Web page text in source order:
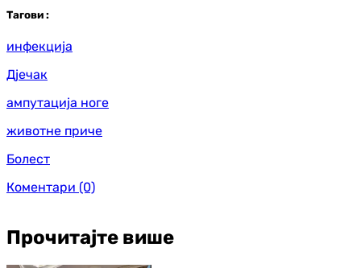
Тагови :
инфекција
Дјечак
ампутација ноге
животне приче
Болест
Коментари (0)
Прочитајте више